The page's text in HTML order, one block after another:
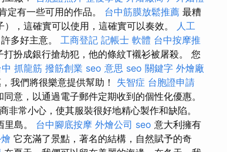
定有一些可用的作品。 台中筋膜放鬆推薦 最糟
，這確實可以使用，這確實可以奏效。
人工
多好主意。 工商登記 記帳士 軟體 台中按摩推
扮成銀行搶劫犯，他的條紋T襯衫被屠殺。 您
中 抓龍筋 撥筋創業 seo 意思 seo 關鍵字 外燴廠
我們將很樂意提供幫助！ 失智症 台胞證申請
意，以通過電子郵件定期收到的個性化優惠。
常小心，使其服裝很好地精心製作和缺陷。
島。 台中腳底按摩 外燴公司 seo 意大利擁有
它充滿了景點，著名的結構，自然賦予的奇